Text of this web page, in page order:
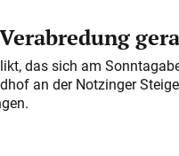
das sich am
an der Notzinger